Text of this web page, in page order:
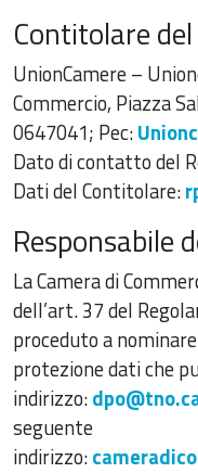
Contitolare
UnionCamere –
Commercio, Piazza
0647041; Pec:
Dato di contatto del
Dati del Contitolare:
Responsabile
La Camera di
dell’art. 37 del
proceduto a
protezione dati che
indirizzo:
seguente
indirizzo: